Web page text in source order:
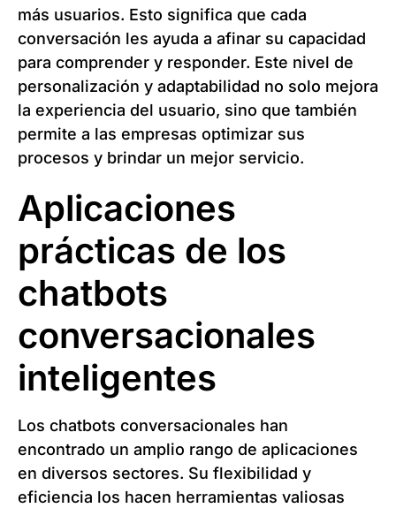
más usuarios. Esto significa que cada
conversación les ayuda a afinar su capacidad
para comprender y responder. Este nivel de
personalización y adaptabilidad no solo mejora
la experiencia del usuario, sino que también
permite a las empresas optimizar sus
procesos y brindar un mejor servicio.
Aplicaciones
prácticas de los
chatbots
conversacionales
inteligentes
Los chatbots conversacionales han
encontrado un amplio rango de aplicaciones
en diversos sectores. Su flexibilidad y
eficiencia los hacen herramientas valiosas